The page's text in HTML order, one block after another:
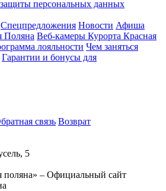
персональных данных
Спецпредложения Новости Афиша
Поляна Веб-камеры Курорта Красная
лояльности Чем заняться
Гарантии и бонусы для
связь Возврат
5
– Официальный сайт